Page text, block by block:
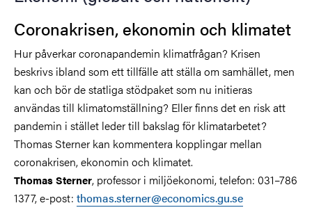
Coronakrisen, ekonomin och klimatet
Hur påverkar coronapandemin klimatfrågan? Krisen
beskrivs ibland som ett tillfälle att ställa om samhället, men
kan och bör de statliga stödpaket som nu initieras
användas till klimatomställning? Eller finns det en risk att
pandemin i stället leder till bakslag för klimatarbetet?
Thomas Sterner kan kommentera kopplingar mellan
coronakrisen, ekonomin och klimatet.
Thomas Sterner, professor i miljöekonomi, telefon: 031–786
1377, e-post: thomas.sterner@economics.gu.se